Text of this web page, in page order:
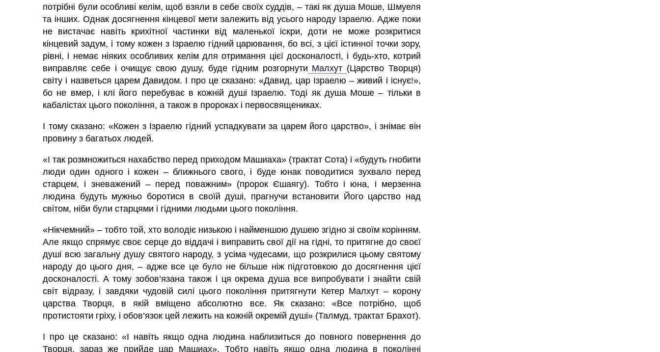
потрібні були особливі келім, щоб взяли в себе своїх суддів, – такі як душа Моше, Шмуеля
та інших. Однак досягнення кінцевої мети залежить від усього народу Ізраелю. Адже поки
не вистачає навіть крихітної частинки від маленької іскри, доти не може розкритися
кінцевий задум, і тому кожен з Ізраелю гідний царювання, бо всі, з цієї істинної точки зору,
рівні, і немає ніяких особливих келім для отримання цієї досконалості, і будь-хто, котрий
виправляє себе і очищує свою душу, буде гідним розгорнути Малхут (Царство Творця)
світу і назветься царем Давидом. І про це сказано: «Давид, цар Ізраелю – живий і існує!»,
бо не вмер, і клі його перебуває в кожній душі Ізраелю. Тоді як душа Моше – тільки в
кабалістах цього покоління, а також в пророках і первосвящениках.
І тому сказано: «Кожен з Ізраелю гідний успадкувати за царем його царство», і знімає він
провину з багатьох людей.
«І так розмножиться нахабство перед приходом Машиаха» (трактат Сота) і «будуть гнобити
люди один одного і кожен – ближнього свого, і буде юнак поводитися зухвало перед
старцем, і зневажений – перед поважним» (пророк Єшаягу). Тобто і юна, і мерзенна
людина будуть мужньо боротися в своїй душі, прагнучи встановити Його царство над
світом, ніби були старцями і гідними людьми цього покоління.
«Нікчемний» – тобто той, хто володіє низькою і найменшою душею згідно зі своїм корінням.
Але якщо спрямує своє серце до віддачі і виправить свої дії на гідні, то притягне до своєї
душі всю загальну душу святого народу, з усіма чудесами, що розкрилися цьому святому
народу до цього дня, – адже все це було не більше ніж підготовкою до досягнення цієї
досконалості. А тому зобов’язана також і ця окрема душа все випробувати і знайти свій
світ відразу, і завдяки чудовій силі цього покоління притягнути КетерМалхут – корону
царства Творця, в якій вміщено абсолютно все. Як сказано: «Все потрібно, щоб
протистояти гріху, і обов’язок цей лежить на кожній окремій душі» (Талмуд, трактат Брахот).
І про це сказано: «І навіть якщо одна людина наблизиться до повного повернення до
Творця, зараз же прийде цар Машиах». Тобто навіть якщо одна людина в поколінні